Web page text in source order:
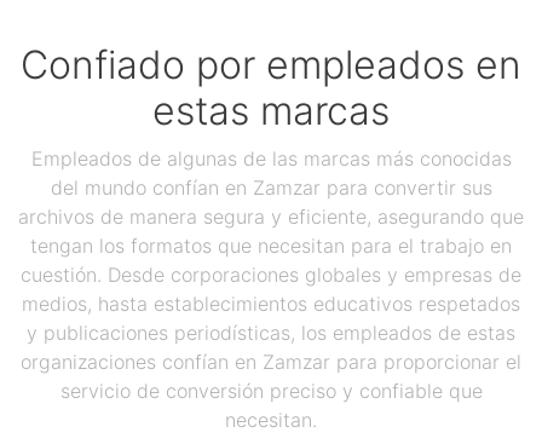
Confiado por empleados en
estas marcas
Empleados de algunas de las marcas más conocidas
del mundo confían en Zamzar para convertir sus
archivos de manera segura y eficiente, asegurando que
tengan los formatos que necesitan para el trabajo en
cuestión. Desde corporaciones globales y empresas de
medios, hasta establecimientos educativos respetados
y publicaciones periodísticas, los empleados de estas
organizaciones confían en Zamzar para proporcionar el
servicio de conversión preciso y confiable que
necesitan.